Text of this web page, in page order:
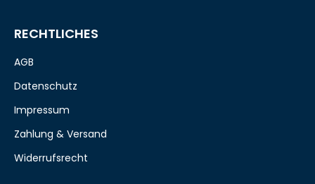
RECHTLICHES
AGB
Datenschutz
Impressum
Zahlung & Versand
Widerrufsrecht